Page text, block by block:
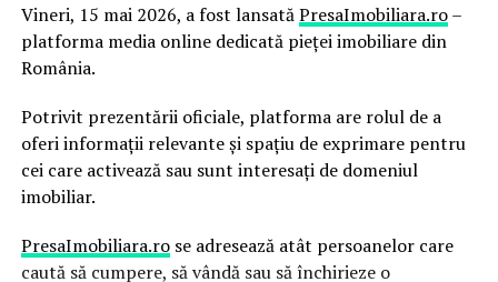
Vineri, 15 mai 2026, a fost lansatăPresaImobiliara.ro–
platforma media online dedicată pieței imobiliare din
România.
Potrivit prezentării oficiale, platforma are rolul de a
oferi informații relevante și spațiu de exprimare pentru
cei care activează sau sunt interesați de domeniul
imobiliar.
PresaImobiliara.rose adresează atât persoanelor care
caută să cumpere, să vândă sau să închirieze o